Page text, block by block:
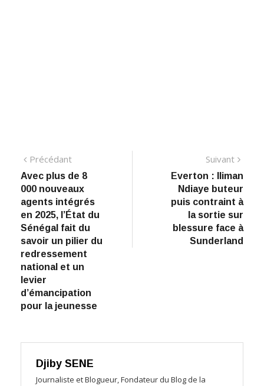
Navigation
de
l’article
PrécédantPrécédant:
Avec plus de 8
000 nouveaux
agents intégrés
en 2025, l’État du
Sénégal fait du
savoir un pilier du
redressement
national et un
levier
d’émancipation
pour la jeunesse
Suivant
Everton : Iliman
Ndiaye buteur
puis contraint à
la sortie sur
blessure face à
Sunderland
Djiby SENE
Journaliste et Blogueur, Fondateur du Blog de la